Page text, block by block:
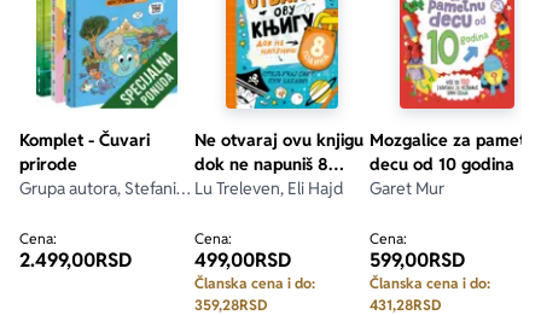
Komplet - Čuvari
prirode
Grupa autora, Stefani
Stefan Fratini
Cena:
2.499,00RSD
Ne otvaraj ovu knjigu
dok ne napuniš 8
godina
Lu Treleven, Eli Hajd
Cena:
499,00RSD
Članska cena i do:
359,28RSD
Mozgalice za
decu od 10 godina
Garet Mur
Cena:
599,00RSD
Članska cena i do:
431,28RSD